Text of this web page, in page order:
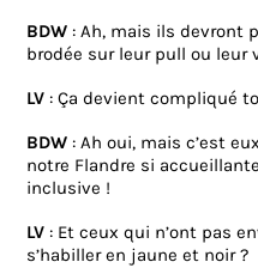
BDW : Ah, mais ils devront
brodée sur leur pull ou leur
LV : Ça devient compliqué
BDW : Ah oui, mais c’est
notre Flandre si
inclusive !
LV : Et ceux qui n’ont pas
s’habiller en jaune et noir ?